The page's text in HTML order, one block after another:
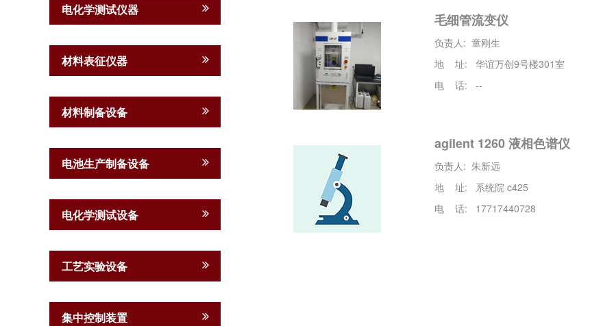
电化学测试仪器
材料表征仪器
材料制备设备
电池生产制备设备
电化学测试设备
工艺实验设备
集中控制装置
毛细管流变仪
负责人: 童刚生
地 址: 华谊万创9号楼301室
电 话: --
agilent 1260 液相色谱仪
负责人: 朱新远
地 址: 系统院 c425
电 话: 17717440728